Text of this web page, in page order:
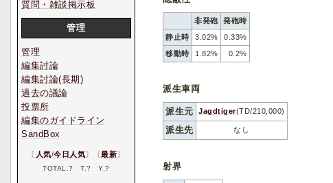
非発砲
発砲時
静止時
3.02%
0.33%
移動時
1.82% 0.2%
派生車両
派生元 Jagdtiger(TD/210,000)
派生先 なし
射界
質問・雑談掲示板
管理
管理
編集討論
編集討論(長期)
過去の議論
投票所
編集のガイドライン
SandBox
〔 人気/今日人気〕〔最新〕
TOTAL.? T.? Y.?